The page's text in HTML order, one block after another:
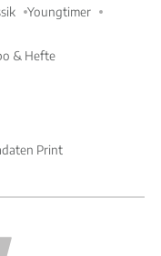
Youngtimer
& Hefte
Print